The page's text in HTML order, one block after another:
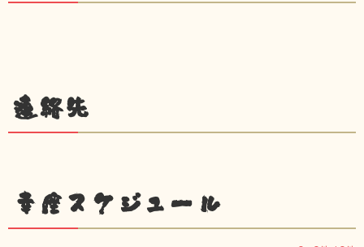
連絡先
幸座スケジュール